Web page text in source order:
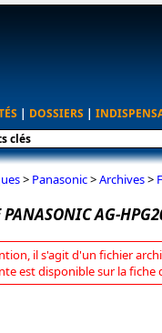
| DOSSIERS |
> Panasonic>Archives>
PANASONIC AG-
il s'agit d'un fichier
est disponible sur la fiche